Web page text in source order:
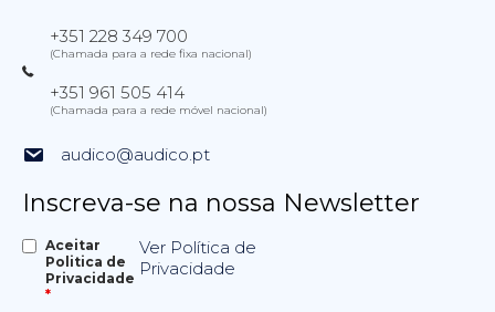
+351 228 349 700
(Chamada para a rede fixa nacional)
+351 961 505 414
(Chamada para a rede móvel nacional)
audico@audico.pt
Inscreva-se na nossa Newsletter
Aceitar
Politica de
Privacidade
*
Ver Política de
Privacidade